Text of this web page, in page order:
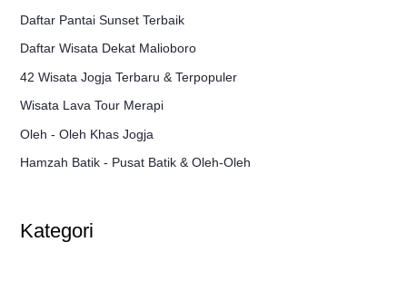
Daftar Pantai Sunset Terbaik
Daftar Wisata Dekat Malioboro
42 Wisata Jogja Terbaru & Terpopuler
Wisata Lava Tour Merapi
Oleh - Oleh Khas Jogja
Hamzah Batik - Pusat Batik & Oleh-Oleh
Kategori